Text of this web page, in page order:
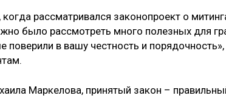
рассматривался законопроект о
было рассмотреть много полезных для
поверили в вашу честность и
Маркелова, принятый закон –